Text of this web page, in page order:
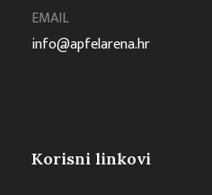
EMAIL
info@apfelarena.hr
Korisni linkovi